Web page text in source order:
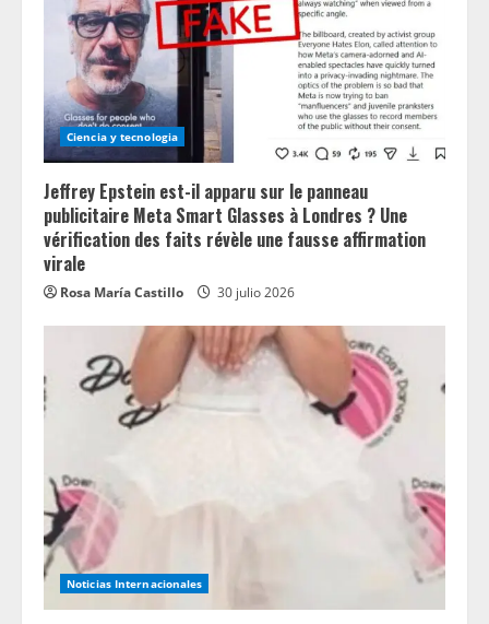
Ciencia y tecnologia
Jeffrey Epstein est-il apparu sur le panneau
publicitaire Meta Smart Glasses à Londres ? Une
vérification des faits révèle une fausse affirmation
virale
Rosa María Castillo 30 julio 2026
Noticias Internacionales